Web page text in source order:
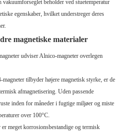
vakuumforseglet beholder ved stuetemperatur
egenskaber, hvilket understreger deres
magnetiske materialer
udviser Alnico-magneter overlegen
magneter tilbyder højere magnetisk styrke, er de
afmagnetisering. Uden passende
inden for måneder i fugtige miljøer og miste
over 100°C.
er meget korrosionsbestandige og termisk